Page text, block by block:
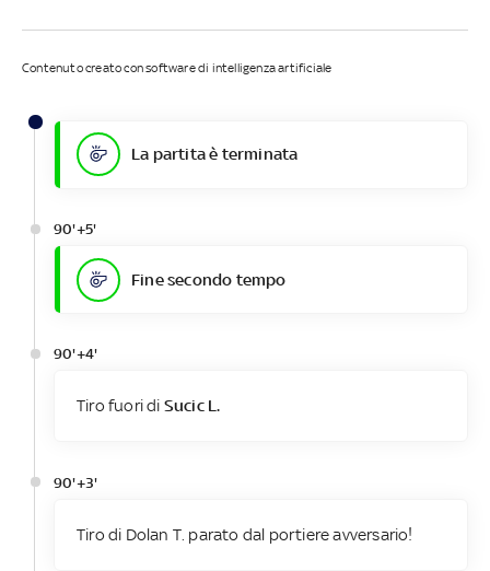
Contenuto creato con software di intelligenza artificiale
La partita è terminata
90'+5'
Fine secondo tempo
90'+4'
Tiro fuori di Sucic L.
90'+3'
Tiro di Dolan T. parato dal portiere avversario!